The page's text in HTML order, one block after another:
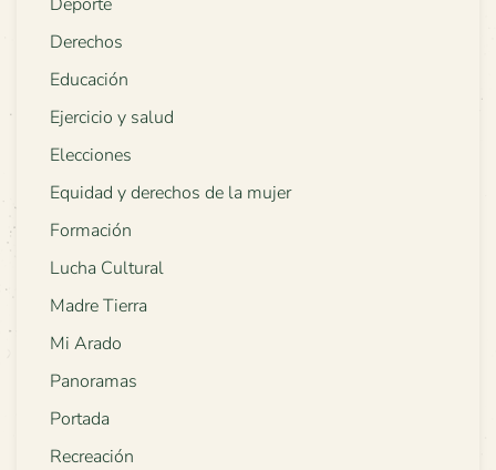
Derechos
Educación
Ejercicio y salud
Elecciones
Equidad y derechos de la mujer
Formación
Lucha Cultural
Madre Tierra
Mi Arado
Panoramas
Portada
Recreación